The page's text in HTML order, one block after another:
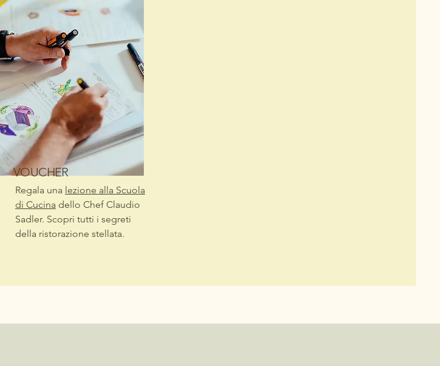
VOUCHER
Regala una lezione alla Scuola
di Cucina dello Chef Claudio
Sadler. Scopri tutti i segreti
della ristorazione stellata.